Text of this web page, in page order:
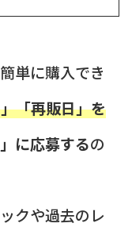
単に購入でき
「再販日」を
に応募するの
クや過去のレ